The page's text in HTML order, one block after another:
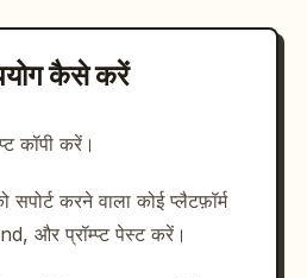
कैसे करें
कॉपी करें।
करने वाला कोई प्लैटफ़ॉर्म
और प्रॉम्प्ट पेस्ट करें।